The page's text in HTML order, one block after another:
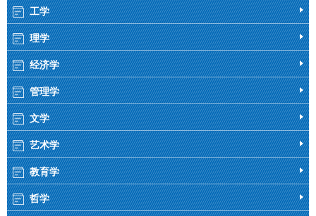
工学
理学
经济学
管理学
文学
艺术学
教育学
哲学